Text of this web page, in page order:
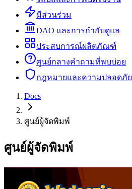
มีส่วนร่วม
DAO และการกำกับดูแล
ประสบการณ์ผลิตภัณฑ์
ศูนย์กลางคำถามที่พบบ่อย
กฎหมายและความปลอดภัย
Docs
ศูนย์ผู้จัดพิมพ์
ศูนย์ผู้จัดพิมพ์